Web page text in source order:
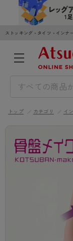
ストッキング・タイツ・イン
3,980
カテゴリか
トップ カテゴリ イ